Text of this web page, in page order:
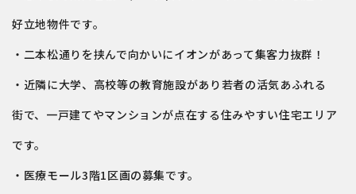
好立地物件です。
・二本松通りを挟んで向かいにイオンがあって集客力抜群！
・近隣に大学、高校等の教育施設があり若者の活気あふれる
街で、一戸建てやマンションが点在する住みやすい住宅エリア
です。
・医療モール3階1区画の募集です。